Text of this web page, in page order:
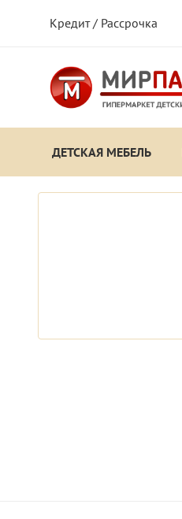
Кредит / Рассрочка
ДЕТСКАЯ МЕБЕЛЬ